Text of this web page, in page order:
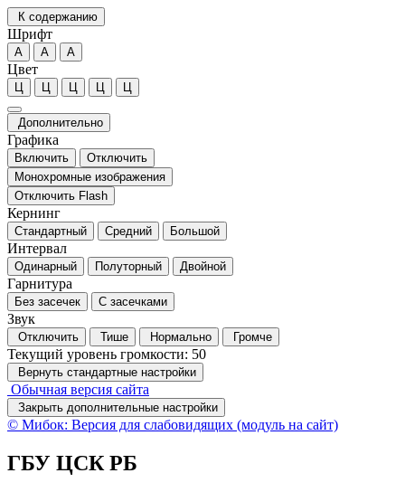
К содержанию
Шрифт
А А А
Цвет
Ц Ц Ц Ц Ц
Дополнительно
Графика
Включить
Отключить
Монохромные изображения
Отключить Flash
Кернинг
Стандартный Средний Большой
Интервал
Одинарный Полуторный Двойной
Гарнитура
Без засечек С засечками
Звук
Отключить Тише Нормально Громче
Текущий уровень громкости: 50
Вернуть стандартные настройки
Обычная версия сайта
Закрыть дополнительные настройки
© Мибок: Версия для слабовидящих (модуль на сайт)
ГБУ ЦСК РБ